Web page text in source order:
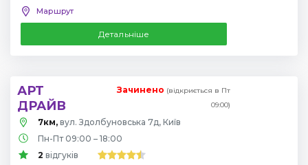
Маршрут
Детальніше
АРТ
ДРАЙВ
Зачинено (відкриється в Пт
09:00)
7км, вул. Здолбуновська 7д, Київ
Пн-Пт 09:00 – 18:00
2 відгуків